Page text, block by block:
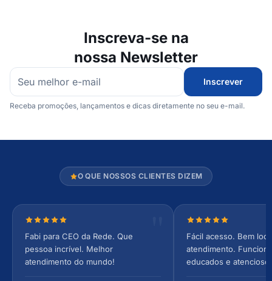
Inscreva-se na
nossa Newsletter
Inscrever
Receba promoções, lançamentos e dicas diretamente no seu e-mail.
O QUE NOSSOS CLIENTES DIZEM
Nota 5 de 5 estrelas
Fabi para CEO da Rede. Que
pessoa incrível. Melhor
atendimento do mundo!
Nota 5 de 5
Fácil acesso. Bem
atendimento.
educados e